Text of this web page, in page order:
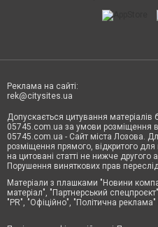
Реклама на сайті:
rek@citysites.ua
Допускається цитування
05745.com.ua за умови розміщення
05745.com.ua - Сайт міста Лозова.
розміщення прямого, відкритого
на цитовані статті не нижче другого
Порушення виняткових прав
Матеріали з плашками "Новини
матеріал", "Партнерський
"PR", "Офіційно", "Політична